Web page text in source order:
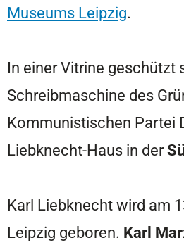
Museums Leipzig.
In einer Vitrine geschützt
Schreibmaschine des
Kommunistischen Partei
Liebknecht-Haus in der
Karl Liebknecht wird am
Leipzig geboren. Karl